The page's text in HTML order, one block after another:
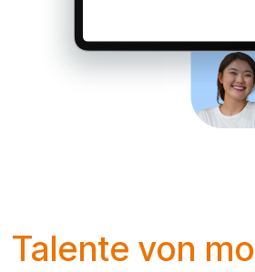
Talente von